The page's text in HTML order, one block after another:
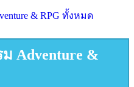
& RPG ทั้งหมด
Adventure &